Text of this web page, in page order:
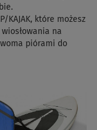
KAJAK, które możesz
na
piórami do